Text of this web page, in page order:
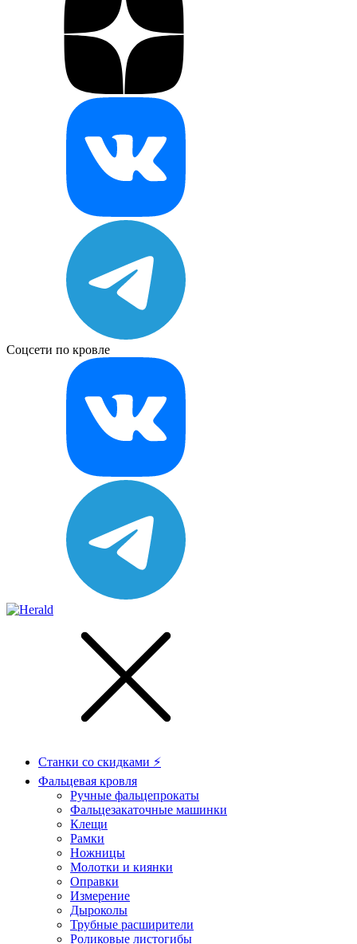
Соцсети по кровле
Станки со скидками ⚡
Фальцевая кровля
Ручные фальцепрокаты
Фальцезакаточные машинки
Клещи
Рамки
Ножницы
Молотки и киянки
Оправки
Измерение
Дыроколы
Трубные расширители
Роликовые листогибы